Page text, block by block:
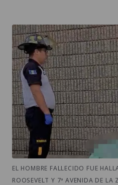
EL HOMBRE FALLECIDO FUE
ROOSEVELT Y 7ª AVENIDA DE